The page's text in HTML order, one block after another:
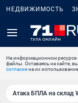
НЕДВИЖИМОСТЬ
На информационном ресурсе
файлы. Оставаясь на сайте,
согласиена их использование.
Атака БПЛА на склад